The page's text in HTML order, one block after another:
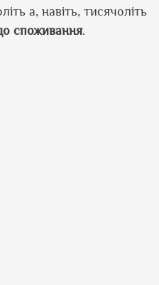
а, навіть, тисячоліть
споживання.